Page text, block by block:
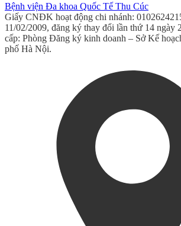
Bệnh viện Đa khoa Quốc Tế Thu Cúc
Giấy CNĐK hoạt động chi nhánh:
11/02/2009, đăng ký thay đổi lần thứ 14 ngày
cấp: Phòng Đăng ký kinh doanh – Sở Kế
phố Hà Nội.